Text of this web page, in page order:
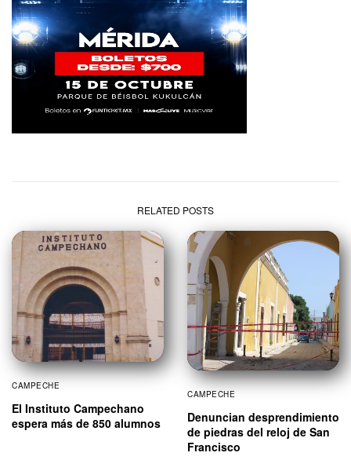
RELATED POSTS
CAMPECHE
El Instituto Campechano
espera más de 850 alumnos
CAMPECHE
Denuncian desprendimiento
de piedras del reloj de San
Francisco